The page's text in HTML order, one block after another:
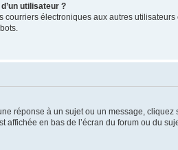
utilisateur ?
électroniques aux autres
réponse à un sujet ou un message,
en bas de l’écran du forum ou du